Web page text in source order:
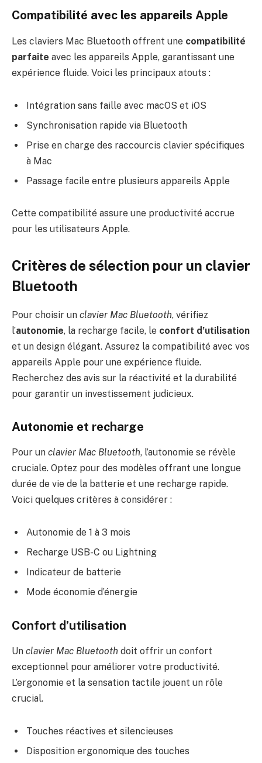
Compatibilité avec les appareils Apple
Les claviers Mac Bluetooth offrent une compatibilité
parfaite avec les appareils Apple, garantissant une
expérience fluide. Voici les principaux atouts :
Intégration sans faille avec macOS et iOS
Synchronisation rapide via Bluetooth
Prise en charge des raccourcis clavier spécifiques
à Mac
Passage facile entre plusieurs appareils Apple
Cette compatibilité assure une productivité accrue
pour les utilisateurs Apple.
Critères de sélection pour un clavier
Bluetooth
Pour choisir un clavier Mac Bluetooth, vérifiez
l’autonomie, la recharge facile, le confort d’utilisation
et un design élégant. Assurez la compatibilité avec vos
appareils Apple pour une expérience fluide.
Recherchez des avis sur la réactivité et la durabilité
pour garantir un investissement judicieux.
Autonomie et recharge
Pour un clavier Mac Bluetooth, l’autonomie se révèle
cruciale. Optez pour des modèles offrant une longue
durée de vie de la batterie et une recharge rapide.
Voici quelques critères à considérer :
Autonomie de 1 à 3 mois
Recharge USB-C ou Lightning
Indicateur de batterie
Mode économie d’énergie
Confort d’utilisation
Un clavier Mac Bluetooth doit offrir un confort
exceptionnel pour améliorer votre productivité.
L’ergonomie et la sensation tactile jouent un rôle
crucial.
Touches réactives et silencieuses
Disposition ergonomique des touches